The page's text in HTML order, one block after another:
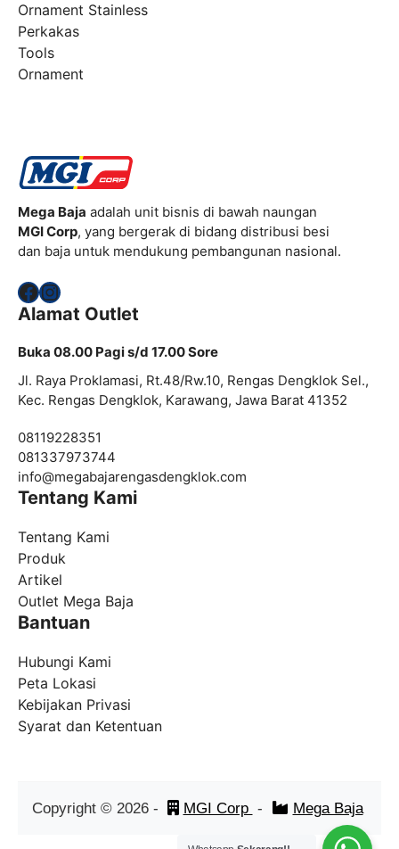
Ornament Stainless
Perkakas
Tools
Ornament
Mega Baja adalah unit bisnis di bawah naungan
MGI Corp, yang bergerak di bidang distribusi besi
dan baja untuk mendukung pembangunan nasional.
Facebook
Instagram
Alamat Outlet
Buka 08.00 Pagi s/d 17.00 Sore
Jl. Raya Proklamasi, Rt.48/Rw.10, Rengas Dengklok Sel.,
Kec. Rengas Dengklok, Karawang, Jawa Barat 41352
08119228351
081337973744
info@megabajarengasdengklok.com
Tentang Kami
Tentang Kami
Produk
Artikel
Outlet Mega Baja
Bantuan
Hubungi Kami
Peta Lokasi
Kebijakan Privasi
Syarat dan Ketentuan
Copyright © 2026- MGI Corp - Mega Baja